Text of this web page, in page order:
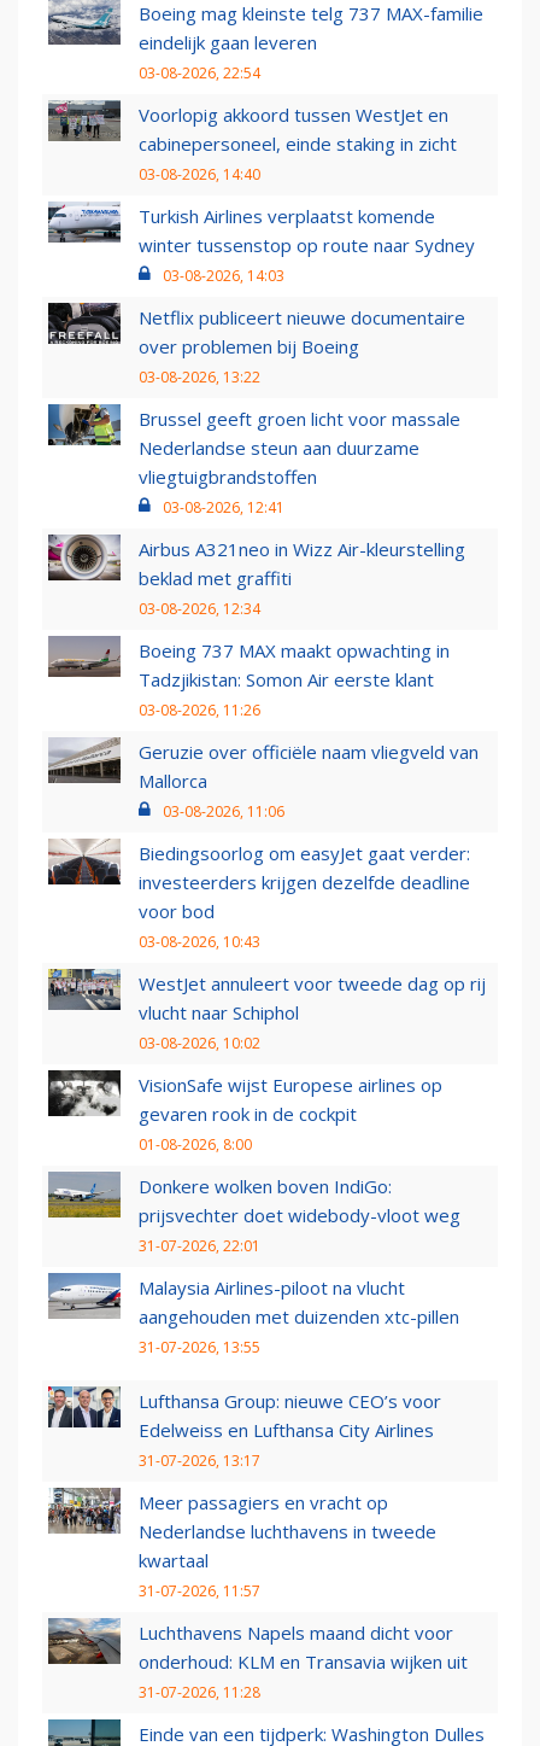
Boeing mag kleinste telg 737 MAX-familie
eindelijk gaan leveren
03-08-2026, 22:54
Voorlopig akkoord tussen WestJet en
cabinepersoneel, einde staking in zicht
03-08-2026, 14:40
Turkish Airlines verplaatst komende
winter tussenstop op route naar Sydney
03-08-2026, 14:03
Netflix publiceert nieuwe documentaire
over problemen bij Boeing
03-08-2026, 13:22
Brussel geeft groen licht voor massale
Nederlandse steun aan duurzame
vliegtuigbrandstoffen
03-08-2026, 12:41
Airbus A321neo in Wizz Air-kleurstelling
beklad met graffiti
03-08-2026, 12:34
Boeing 737 MAX maakt opwachting in
Tadzjikistan: Somon Air eerste klant
03-08-2026, 11:26
Geruzie over officiële naam vliegveld van
Mallorca
03-08-2026, 11:06
Biedingsoorlog om easyJet gaat verder:
investeerders krijgen dezelfde deadline
voor bod
03-08-2026, 10:43
WestJet annuleert voor tweede dag op rij
vlucht naar Schiphol
03-08-2026, 10:02
VisionSafe wijst Europese airlines op
gevaren rook in de cockpit
01-08-2026, 8:00
Donkere wolken boven IndiGo:
prijsvechter doet widebody-vloot weg
31-07-2026, 22:01
Malaysia Airlines-piloot na vlucht
aangehouden met duizenden xtc-pillen
31-07-2026, 13:55
Lufthansa Group: nieuwe CEO’s voor
Edelweiss en Lufthansa City Airlines
31-07-2026, 13:17
Meer passagiers en vracht op
Nederlandse luchthavens in tweede
kwartaal
31-07-2026, 11:57
Luchthavens Napels maand dicht voor
onderhoud: KLM en Transavia wijken uit
31-07-2026, 11:28
Einde van een tijdperk: Washington Dulles